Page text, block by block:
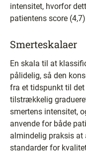
intensitet, hvorfor
patientens score
Smerteskalaer
En skala til at
pålidelig, så den
fra et tidspunkt til
tilstrækkelig
smertens intensitet,
anvende for både
almindelig praksis at
standarder for